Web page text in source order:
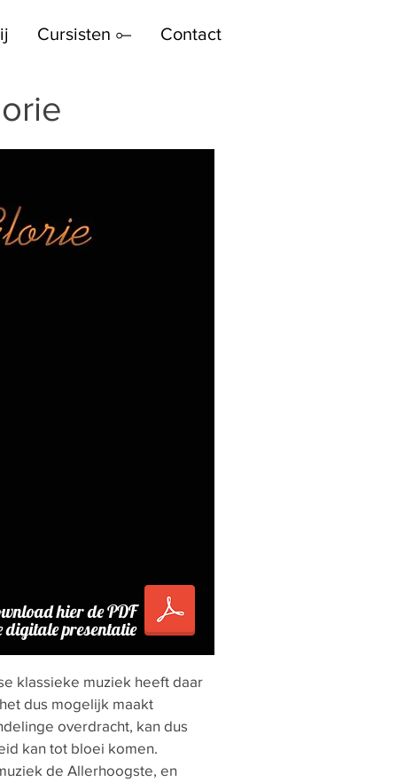
Cursisten ⟜ Contact
hier de PDF
digitale presentatie
klassieke muziek heeft daar
dus mogelijk maakt
overdracht, kan dus
kan tot bloei komen.
de Allerhoogste, en